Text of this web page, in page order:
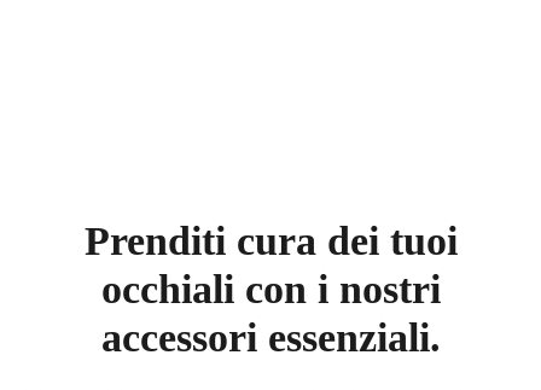
Prenditi cura dei tuoi
occhiali con i nostri
accessori essenziali.